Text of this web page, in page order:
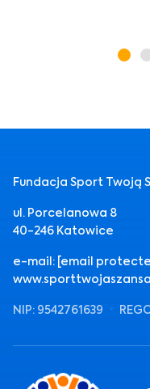
Fundacja Sport Twoją
ul. Porcelanowa 8
40-246 Katowice
e-mail: [email
NIP: 9542761639